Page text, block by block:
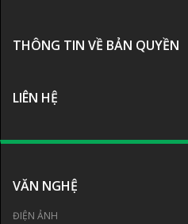
THÔNG TIN VỀ BẢN QUYỀN
LIÊN HỆ
VĂN NGHỆ
ĐIỆN ẢNH